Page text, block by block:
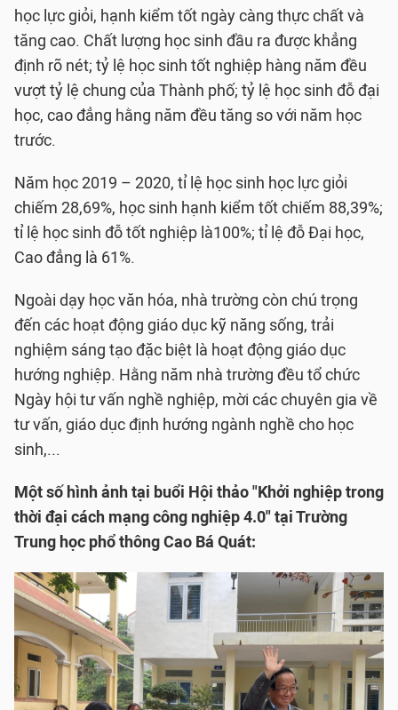
học lực giỏi, hạnh kiểm tốt ngày càng thực chất và
tăng cao. Chất lượng học sinh đầu ra được khẳng
định rõ nét; tỷ lệ học sinh tốt nghiệp hàng năm đều
vượt tỷ lệ chung của Thành phố; tỷ lệ học sinh đỗ đại
học, cao đẳng hằng năm đều tăng so với năm học
trước.
Năm học 2019 – 2020, tỉ lệ học sinh học lực giỏi
chiếm 28,69%, học sinh hạnh kiểm tốt chiếm 88,39%;
tỉ lệ học sinh đỗ tốt nghiệp là100%; tỉ lệ đỗ Đại học,
Cao đẳng là 61%.
Ngoài dạy học văn hóa, nhà trường còn chú trọng
đến các hoạt động giáo dục kỹ năng sống, trải
nghiệm sáng tạo đặc biệt là hoạt động giáo dục
hướng nghiệp. Hằng năm nhà trường đều tổ chức
Ngày hội tư vấn nghề nghiệp, mời các chuyên gia về
tư vấn, giáo dục định hướng ngành nghề cho học
sinh,...
Một số hình ảnh tại buổi Hội thảo "Khởi nghiệp trong
thời đại cách mạng công nghiệp 4.0" tại Trường
Trung học phổ thông Cao Bá Quát: